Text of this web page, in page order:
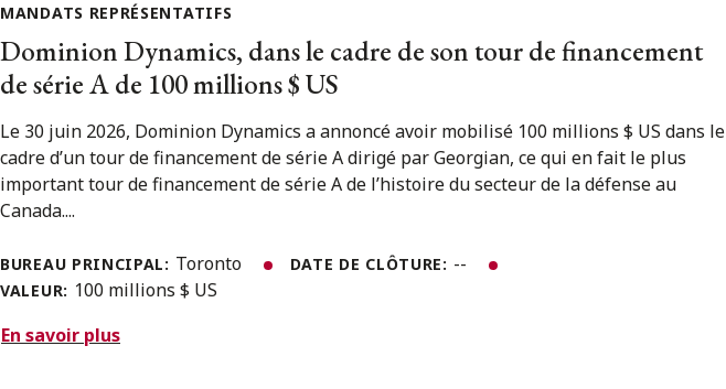
MANDATS REPRÉSENTATIFS
Dominion Dynamics, dans le cadre de son tour de financement
de série A de 100 millions $ US
Le 30 juin 2026, Dominion Dynamics a annoncé avoir mobilisé 100 millions $ US dans le
cadre d’un tour de financement de série A dirigé par Georgian, ce qui en fait le plus
important tour de financement de série A de l’histoire du secteur de la défense au
Canada....
BUREAU PRINCIPAL: Toronto DATE DE CLÔTURE: --
VALEUR: 100 millions $ US
En savoir plus